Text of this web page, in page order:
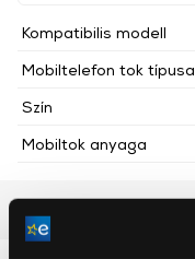
Kompatibilis modell
Mobiltelefon tok típusa
Szín
Mobiltok anyaga